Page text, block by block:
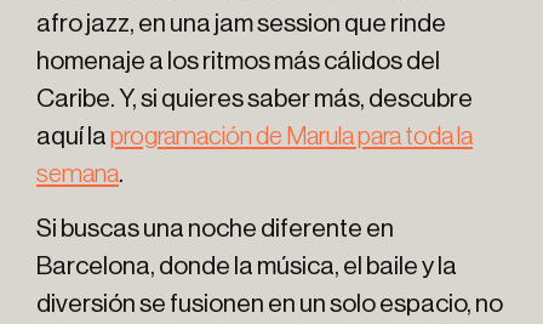
afro jazz, en una jam session que rinde
homenaje a los ritmos más cálidos del
Caribe. Y, si quieres saber más, descubre
aquí laprogramación de Marula para toda la
semana.
Si buscas una noche diferente en
Barcelona, donde la música, el baile y la
diversión se fusionen en un solo espacio, no